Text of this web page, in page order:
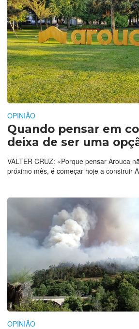
OPINIÃO
Quando pensar em
deixa de ser uma
VALTER CRUZ: «Porque pensar Arouca
próximo mês, é começar hoje a construir
OPINIÃO